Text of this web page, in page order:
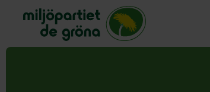
Miljöpartiet de gröna, startsida